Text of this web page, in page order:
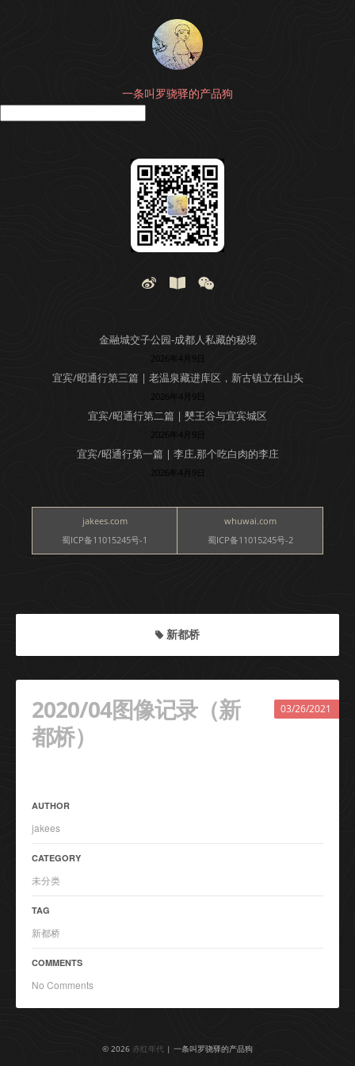
一条叫罗骁驿的产品狗
金融城交子公园-成都人私藏的秘境
2026年4月9日
宜宾/昭通行第三篇 | 老温泉藏进库区，新古镇立在山头
2026年4月9日
宜宾/昭通行第二篇 | 僰王谷与宜宾城区
2026年4月9日
宜宾/昭通行第一篇 | 李庄,那个吃白肉的李庄
2026年4月9日
jakees.com
蜀ICP备11015245号-1
whuwai.com
蜀ICP备11015245号-2
新都桥
2020/04图像记录（新
都桥）
03/26/2021
AUTHOR
jakees
CATEGORY
未分类
TAG
新都桥
COMMENTS
No Comments
© 2026 赤红年代 | 一条叫罗骁驿的产品狗